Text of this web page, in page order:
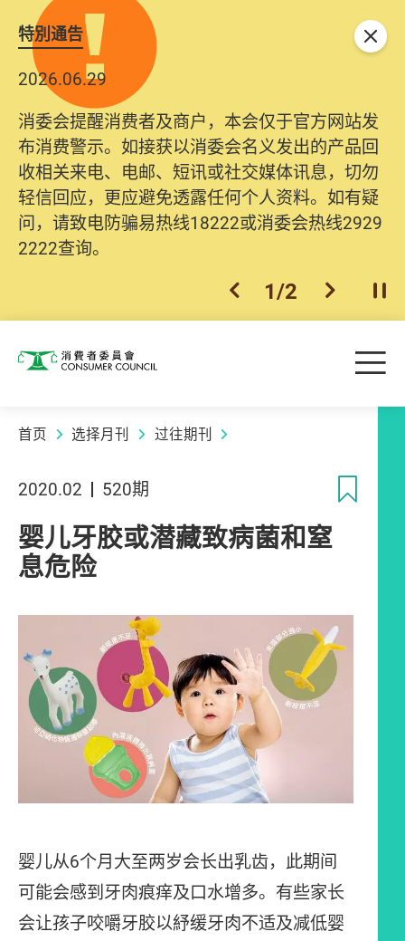
特別通告
2026.06.29
消委会提醒消费者及商户，本会仅于官方网站发
布消费警示。如接获以消委会名义发出的产品回
收相关来电、电邮、短讯或社交媒体讯息，切勿
轻信回应，更应避免透露任何个人资料。如有疑
问，请致电防骗易热线18222或消委会热线2929
2222查询。
上一个
1/2 下一个开
关闭
消费者委员会 目
首页 选择月刊 过往期刊
2020.02 520期
婴儿牙胶或潜藏致病菌和窒
息危险
婴儿从6个月大至两岁会长出乳齿，此期间
可能会感到牙肉痕痒及口水增多。有些家长
会让孩子咬嚼牙胶以紓缓牙肉不适及减低婴